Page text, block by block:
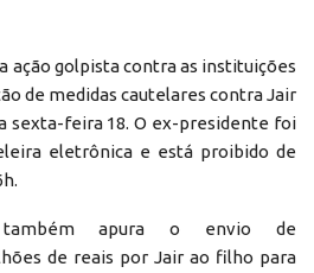
ação golpista contra as instituições
de medidas cautelares contra Jair
sexta-feira 18. O ex-presidente foi
eletrônica e está proibido de
apura o envio de
de reais por Jair ao filho para